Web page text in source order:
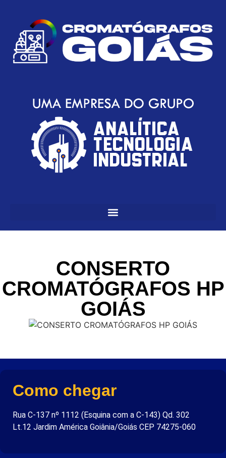
CONSERTO
CROMATÓGRAFOS HP
GOIÁS
Como chegar
Rua C-137 nº 1112 (Esquina com a C-143) Qd. 302
Lt.12 Jardim América Goiânia/Goiás CEP 74275-060